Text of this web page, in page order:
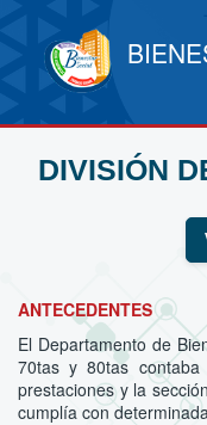
DIVISIÓN
ANTECEDENTES
El Departamento de
70tas y 80tas
prestaciones y la
cumplía con